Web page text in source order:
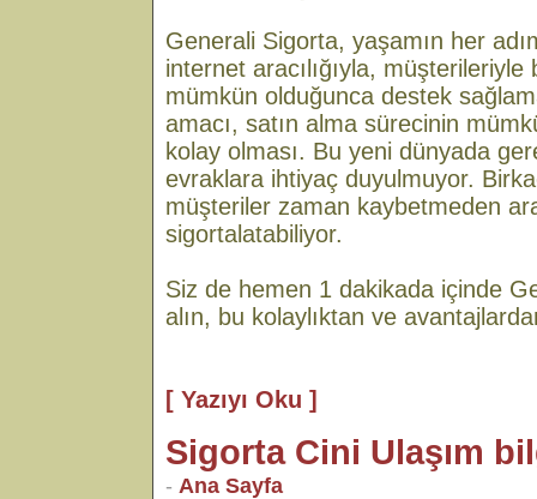
Generali Sigorta, yaşamın her
internet aracılığıyla,
mümkün olduğunca destek
amacı, satın alma sürecinin
kolay olması. Bu yeni dünyada
evraklara ihtiyaç duyulmuyor.
müşteriler zaman kaybetmeden
sigortalatabiliyor.
Siz de hemen 1 dakikada içinde
alın, bu kolaylıktan ve
[ Yazıyı Oku ]
Sigorta Cini Ulaşım
- Ana Sayfa